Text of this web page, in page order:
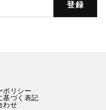
登録
ポリシー
基づく表記
わせ